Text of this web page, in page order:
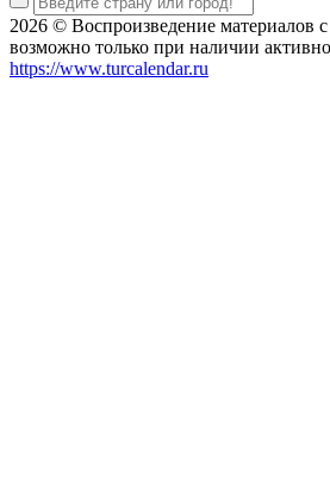
2026 © Воспроизведение материалов
возможно только при наличии
https://www.turcalendar.ru